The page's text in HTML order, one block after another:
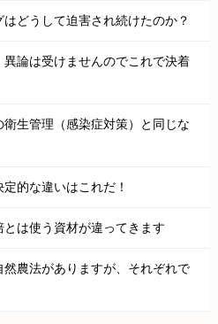
どうして迫害され続けたのか？
論は受けませんのでこれで決着
生管理（感染症対策）と同じな
的な違いはこれだ！
は使う資材が違ってきます
農法がありますが、それぞれで